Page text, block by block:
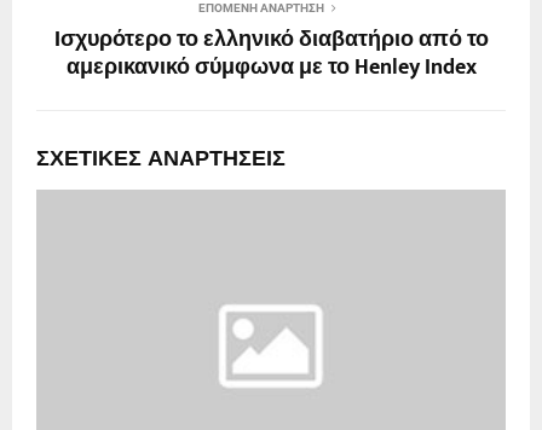
ΕΠΌΜΕΝΗ ΑΝΆΡΤΗΣΗ
Ισχυρότερο το ελληνικό διαβατήριο από το
αμερικανικό σύμφωνα με το Henley Index
ΣΧΕΤΙΚΈΣ ΑΝΑΡΤΉΣΕΙΣ